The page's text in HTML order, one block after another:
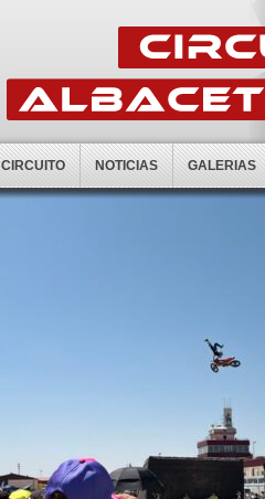
CIRCUITO NOTICIAS GALERIAS